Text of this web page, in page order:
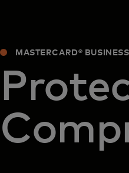
MASTERCARD®